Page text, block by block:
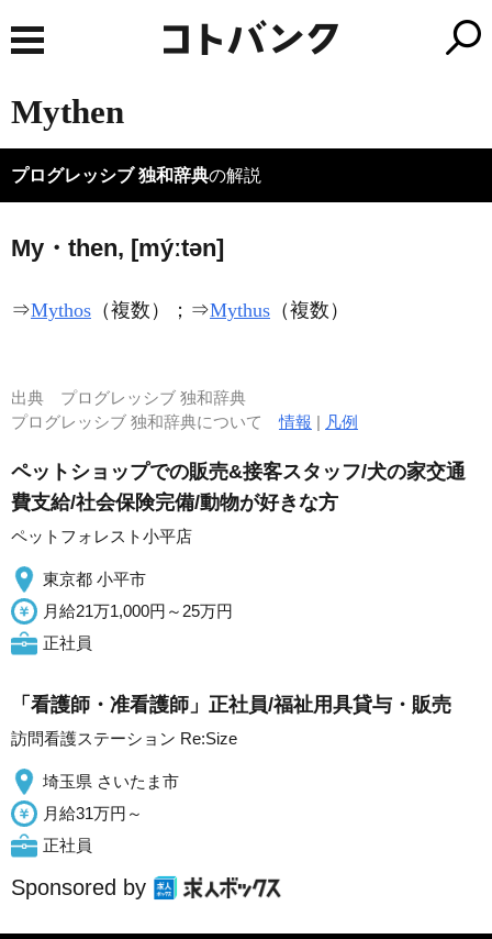
Mythen
プログレッシブ 独和辞典の解説
My・then, [mýːtən]
⇒Mythos （複数）；⇒Mythus （複数）
出典 プログレッシブ 独和辞典
プログレッシブ 独和辞典について情報 | 凡例
ペットショップでの販売&接客スタッフ/犬の家交通
費支給/社会保険完備/動物が好きな方
ペットフォレスト小平店
東京都 小平市
月給21万1,000円～25万円
正社員
「看護師・准看護師」正社員/福祉用具貸与・販売
訪問看護ステーション Re:Size
埼玉県 さいたま市
月給31万円～
正社員
Sponsored by